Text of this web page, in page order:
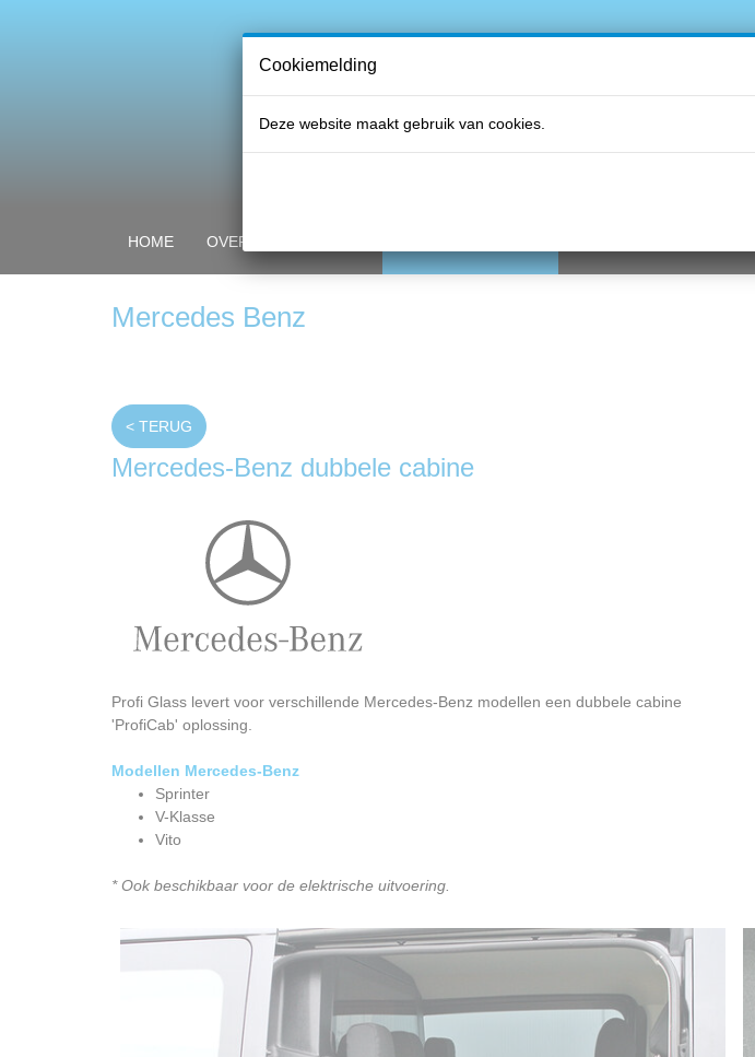
HOME OVER PROFI GLASS
Mercedes Benz
< TERUG
Mercedes-Benz dubbele cabine
Profi Glass levert voor verschillende Mercedes-Benz modellen een dubbele cabine
'ProfiCab' oplossing.
Modellen Mercedes-Benz
Sprinter
V-Klasse
Vito
* Ook beschikbaar voor de elektrische uitvoering.
Cookiemelding
Deze website maakt gebruik van cookies.